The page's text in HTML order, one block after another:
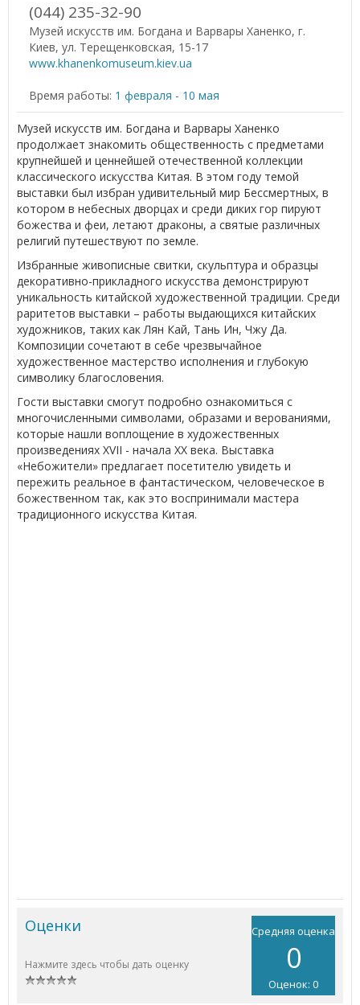
(044) 235-32-90
Музей искусств им. Богдана и Варвары Ханенко, г.
Киев, ул. Терещенковская, 15-17
www.khanenkomuseum.kiev.ua
Время работы: 1 февраля - 10 мая
Музей искусств им. Богдана и Варвары Ханенко
продолжает знакомить общественность с предметами
крупнейшей и ценнейшей отечественной коллекции
классического искусства Китая. В этом году темой
выставки был избран удивительный мир Бессмертных, в
котором в небесных дворцах и среди диких гор пируют
божества и феи, летают драконы, а святые различных
религий путешествуют по земле.
Избранные живописные свитки, скульптура и образцы
декоративно-прикладного искусства демонстрируют
уникальность китайской художественной традиции. Среди
раритетов выставки – работы выдающихся китайских
художников, таких как Лян Кай, Тань Ин, Чжу Да.
Композиции сочетают в себе чрезвычайное
художественное мастерство исполнения и глубокую
символику благословения.
Гости выставки смогут подробно ознакомиться с
многочисленными символами, образами и верованиями,
которые нашли воплощение в художественных
произведениях XVII - начала XX века. Выставка
«Небожители» предлагает посетителю увидеть и
пережить реальное в фантастическом, человеческое в
божественном так, как это воспринимали мастера
традиционного искусства Китая.
Средняя оценка
0
Оценок: 0
Оценки
Нажмите здесь чтобы дать оценку